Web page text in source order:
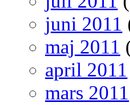
juni 2011
maj 2011
april 2011
mars 2011